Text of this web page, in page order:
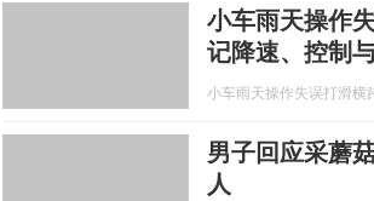
小车雨天操作
记降速、控制
小车雨天操作失误打滑横
男子回应采蘑
人